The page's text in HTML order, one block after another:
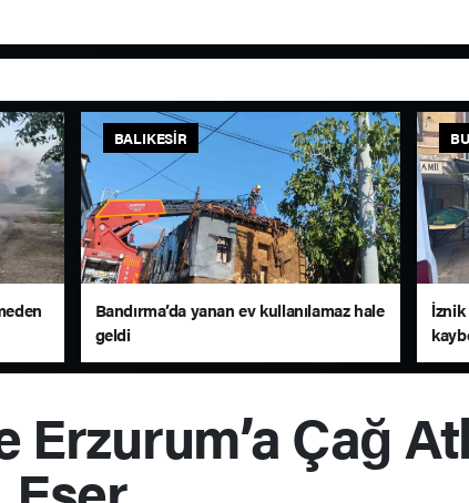
BALIKESIR
Bandırma’da yanan ev kullanılamaz hale
geldi
İznik
Erzurum’a Çağ